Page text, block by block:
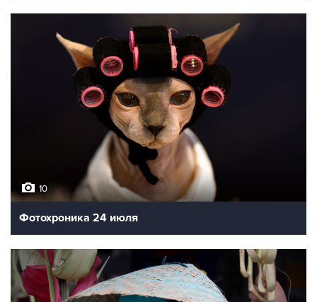
10
Фотохроника 24 июля